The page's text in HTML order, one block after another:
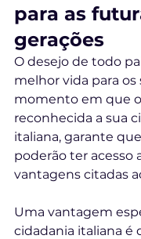
para as
gerações
O desejo de todo
melhor vida para os
momento em que
reconhecida a sua
italiana, garante
poderão ter acesso
vantagens citadas
Uma vantagem
cidadania italiana é